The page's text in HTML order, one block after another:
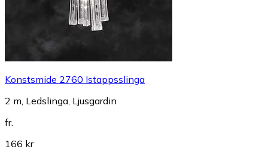
Konstsmide 2760 Istappsslinga
2 m, Ledslinga, Ljusgardin
fr.
166 kr